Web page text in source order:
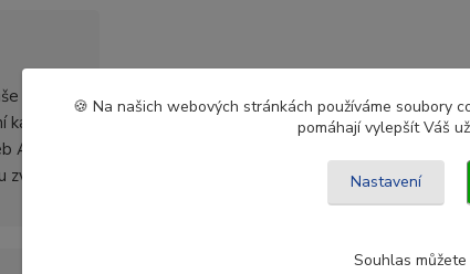
Apple
🍪 Na našich webových stránkách používáme soubory
pomáhají vylepšít Váš
Nastavení
Souhlas